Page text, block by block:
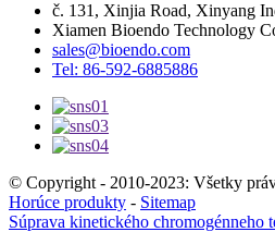
č. 131, Xinjia Road, Xinyang
Xiamen Bioendo Technology
sales@bioendo.com
Tel: 86-592-6885886
© Copyright - 2010-2023: Všetky
Horúce produkty - Sitemap
Súprava kinetického chromogénneho